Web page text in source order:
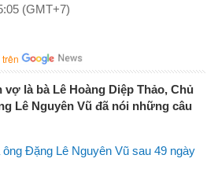
(GMT+7)
vợ là bà Lê Hoàng Diệp Thảo, Chủ
Lê Nguyên Vũ đã nói những câu
Đặng Lê Nguyên Vũ sau 49 ngày